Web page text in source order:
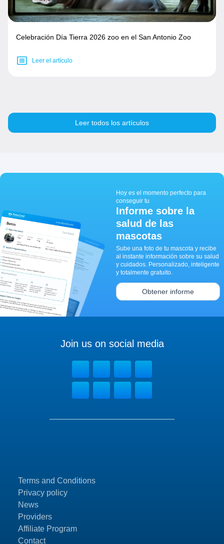
Celebración Día Tierra 2026 zoo en el San Antonio Zoo
Leer el artículo
Leer todos los artículos
Hoy es el momento perfecto para
conseguir tu
Informe sobre la
salud de las
mascotas
Sube una foto de tu mascota y recibe
al instante información sobre su salud
y cuidados. Personalizado, inteligente
y totalmente gratuito.
Obtener informe
Terms and Conditions
Privacy policy
News
Providers
Affiliate Program
Contact
Join us on social media